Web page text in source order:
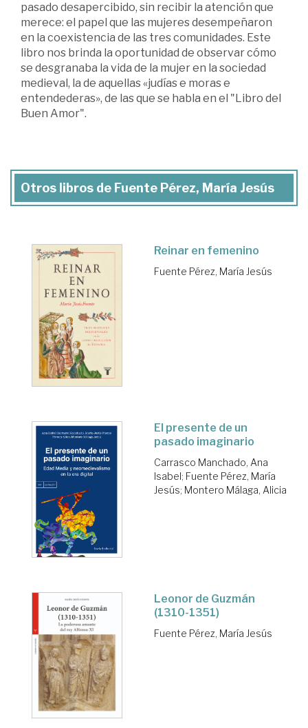
pasado desapercibido, sin recibir la atención que
merece: el papel que las mujeres desempeñaron
en la coexistencia de las tres comunidades. Este
libro nos brinda la oportunidad de observar cómo
se desgranaba la vida de la mujer en la sociedad
medieval, la de aquellas «judías e moras e
entendederas», de las que se habla en el "Libro del
Buen Amor".
Otros libros de Fuente Pérez, María Jesús
Reinar en femenino
Fuente Pérez, María Jesús
El presente de un
pasado imaginario
Carrasco Manchado, Ana
Isabel; Fuente Pérez, María
Jesús; Montero Málaga, Alicia
Leonor de Guzmán
(1310-1351)
Fuente Pérez, María Jesús